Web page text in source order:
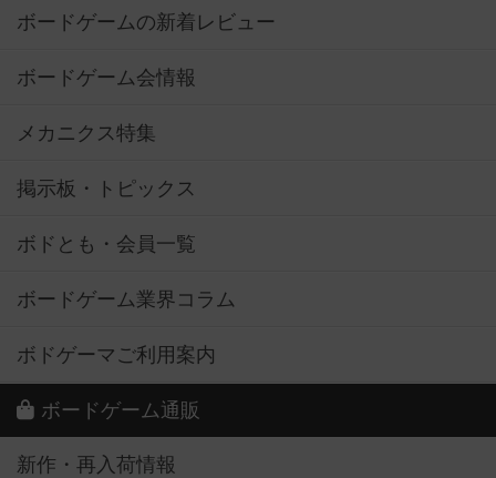
ボードゲームの新着レビュー
ボードゲーム会情報
メカニクス特集
掲示板・トピックス
ボドとも・会員一覧
ボードゲーム業界コラム
ボドゲーマご利用案内
ボードゲーム通販
新作・再入荷情報